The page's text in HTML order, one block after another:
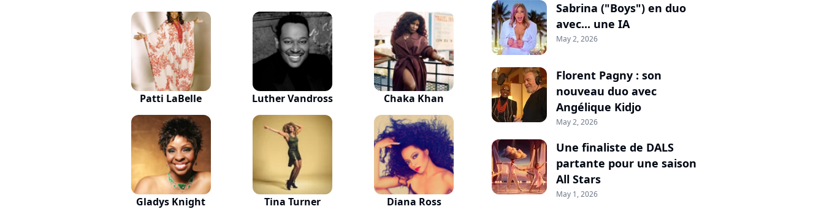
Patti LaBelle Luther Vandross Chaka Khan
Gladys Knight Tina Turner Diana Ross
Sabrina ("Boys") en duo
avec... une IA
May 2, 2026
Florent Pagny : son
nouveau duo avec
Angélique Kidjo
May 2, 2026
Une finaliste de DALS
partante pour une saison
All Stars
May 1, 2026